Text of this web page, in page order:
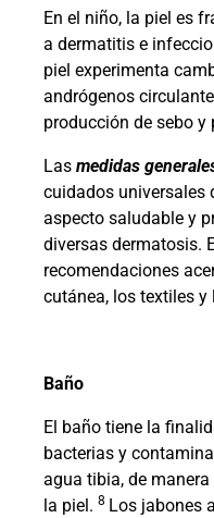
En el niño, la piel es
a dermatitis e
piel experimenta
andrógenos
producción de sebo
Las medidas
cuidados universales
aspecto saludable y
diversas dermatosis.
recomendaciones
cutánea, los textiles
Baño
El baño tiene la
bacterias y
agua tibia, de
la piel. 8 Los jabones